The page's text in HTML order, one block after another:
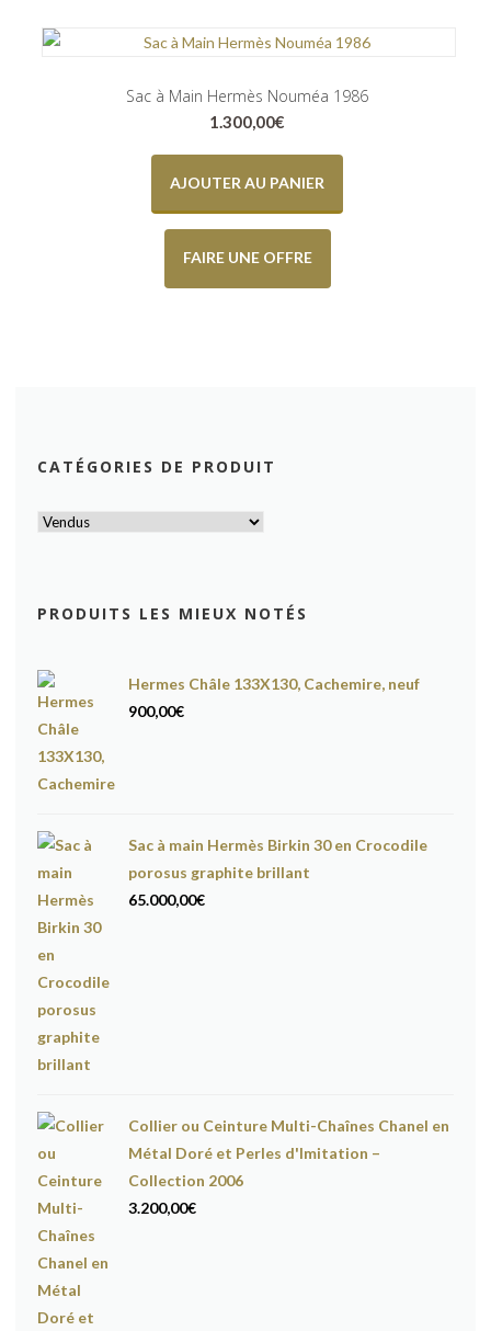
Sac à Main Hermès Nouméa 1986
1.300,00€
AJOUTER AU PANIER
FAIRE UNE OFFRE
CATÉGORIES DE PRODUIT
PRODUITS LES MIEUX NOTÉS
Hermes Châle 133X130, Cachemire, neuf
900,00€
Sac à main Hermès Birkin 30 en Crocodile
porosus graphite brillant
65.000,00€
Collier ou Ceinture Multi-Chaînes Chanel en
Métal Doré et Perles d'Imitation –
Collection 2006
3.200,00€